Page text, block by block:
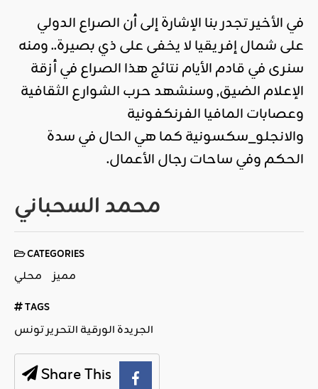
في الأخير تجدر بنا الإشارة إلى أن الصراع الدولي
على شمال إفريقيا لا يخفى على ذي بصيرة.. ومنه
سنرى في قادم الأيام نتائج هذا الصراع في أزقة
الإعلام الضيق, وسنشهد حرب الشوارع الثقافية
وعصابات المافيا الفرنكفونية
والانجلو_سكسونية كما هي الحال في سدة
الحكم وفي ساحات رجال الأعمال.
محمد السحباني
CATEGORIES
محلي مميز
TAGS
الجريدة الورقية التحرير تونس
Share This